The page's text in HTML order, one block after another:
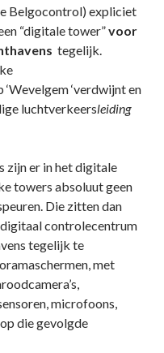
Belgocontrol) expliciet
“digitale tower”voor
tegelijk.
‘Wevelgem ‘verdwijnt en
luchtverkeersleiding
zijn er in het digitale
towers absoluut geen
Die zitten dan
controlecentrum
tegelijk te
met
microfoons,
die gevolgde